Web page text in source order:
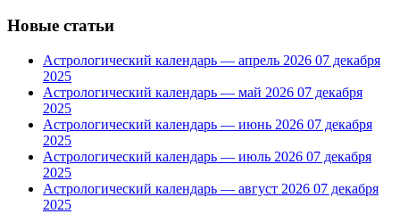
Новые статьи
Астрологический календарь — апрель 2026 07 декабря
2025
Астрологический календарь — май 2026 07 декабря
2025
Астрологический календарь — июнь 2026 07 декабря
2025
Астрологический календарь — июль 2026 07 декабря
2025
Астрологический календарь — август 2026 07 декабря
2025